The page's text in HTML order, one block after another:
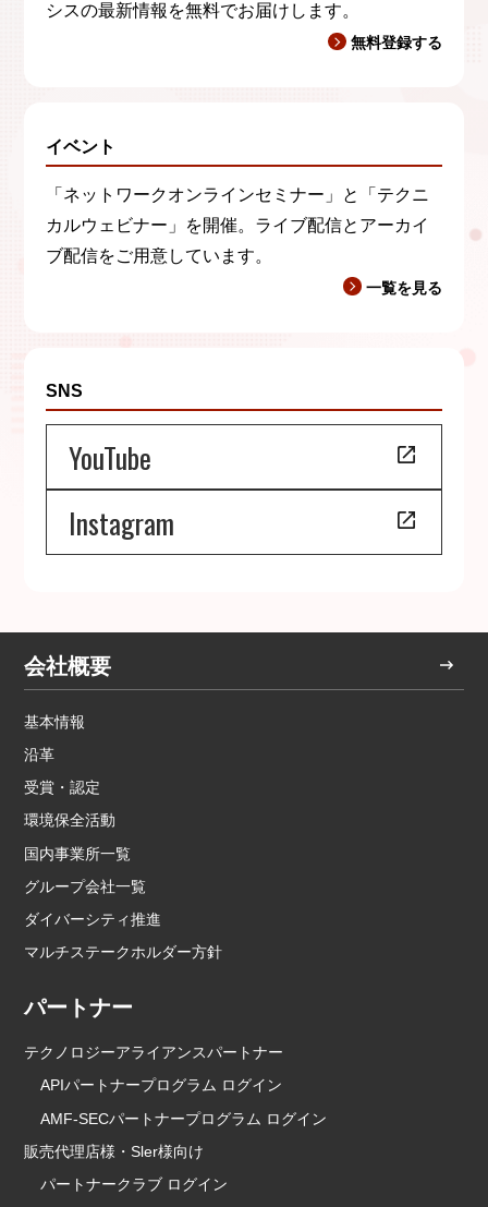
シスの最新情報を無料でお届けします。
無料登録する
イベント
「ネットワークオンラインセミナー」と「テクニ
カルウェビナー」を開催。ライブ配信とアーカイ
ブ配信をご用意しています。
一覧を見る
SNS
YouTube
Instagram
会社概要
基本情報
沿革
受賞・認定
環境保全活動
国内事業所一覧
グループ会社一覧
ダイバーシティ推進
マルチステークホルダー方針
パートナー
テクノロジーアライアンスパートナー
APIパートナープログラム ログイン
AMF-SECパートナープログラム ログイン
販売代理店様・Sler様向け
パートナークラブ ログイン